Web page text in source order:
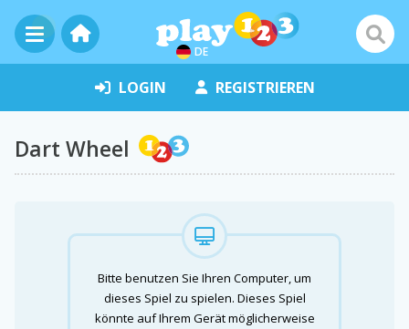
DE
LOGIN REGISTRIEREN
Dart Wheel
Bitte benutzen Sie Ihren Computer, um
dieses Spiel zu spielen. Dieses Spiel
könnte auf Ihrem Gerät möglicherweise